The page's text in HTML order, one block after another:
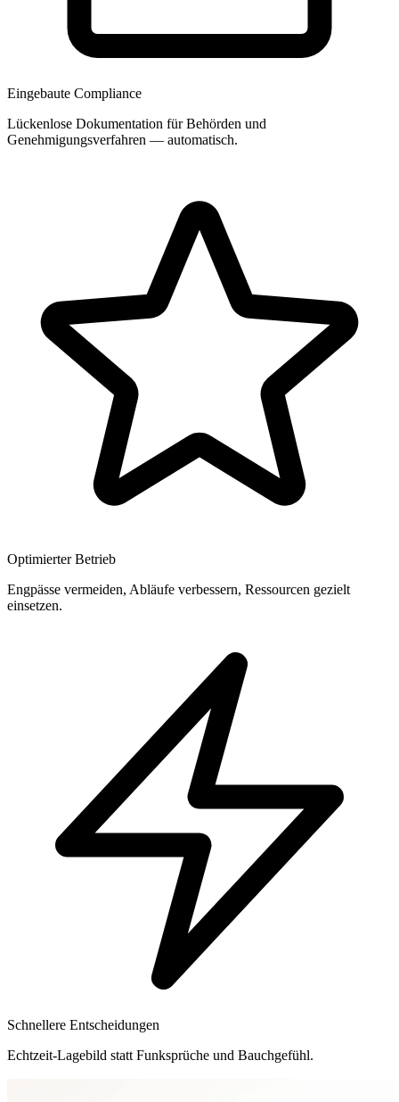
Eingebaute Compliance
Lückenlose Dokumentation für Behörden und
Genehmigungsverfahren — automatisch.
Optimierter Betrieb
Engpässe vermeiden, Abläufe verbessern, Ressourcen gezielt
einsetzen.
Schnellere Entscheidungen
Echtzeit-Lagebild statt Funksprüche und Bauchgefühl.